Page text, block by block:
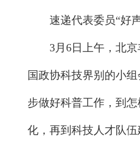
速递代表委员“好
3月6日上午，北
国政协科技界别的小
步做好科普工作，到
化，再到科技人才队